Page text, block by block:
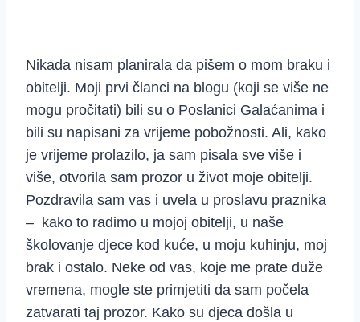
Nikada nisam planirala da pišem o mom braku i
obitelji. Moji prvi članci na blogu (koji se više ne
mogu pročitati) bili su o Poslanici Galaćanima i
bili su napisani za vrijeme pobožnosti. Ali, kako
je vrijeme prolazilo, ja sam pisala sve više i
više, otvorila sam prozor u život moje obitelji.
Pozdravila sam vas i uvela u proslavu praznika
– kako to radimo u mojoj obitelji, u naše
školovanje djece kod kuće, u moju kuhinju, moj
brak i ostalo. Neke od vas, koje me prate duže
vremena, mogle ste primjetiti da sam počela
zatvarati taj prozor. Kako su djeca došla u